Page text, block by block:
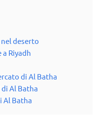
deserto
Riyadh
di Al Batha
Al Batha
Al Batha